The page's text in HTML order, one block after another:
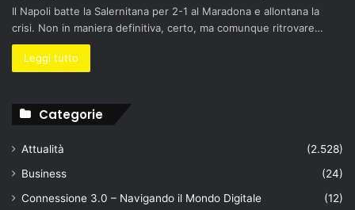
Il Napoli batte la Salernitana per 2-1 al Maradona e allontana la
crisi. Non in maniera definitiva, certo, ma comunque ritrovare…
Leggi tutto
Categorie
Attualità
(2.528)
Business
(24)
Connessione 3.0 – Navigando il Mondo Digitale
(12)